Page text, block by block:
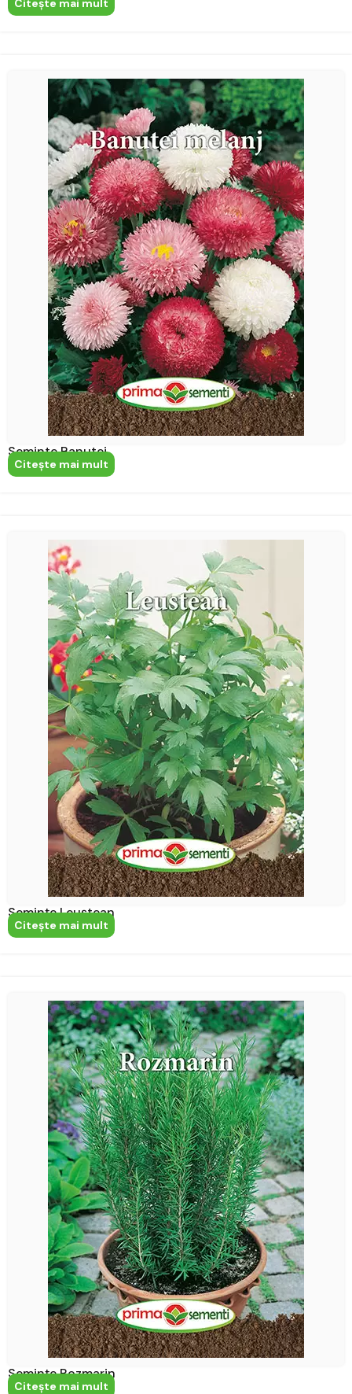
Citeşte mai mult
Seminte Banutei
Citeşte mai mult
Semințe Leuștean
Citeşte mai mult
Semințe Rozmarin
Citeşte mai mult